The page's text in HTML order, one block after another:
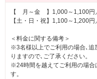
【 月～金 】1,000～1,100円
【土・日・祝】1,100～1,200
＜料金に関する備考＞
※3名様以上でご利用の場合､追
りますので､ご了承ください。
※24時間を越えてご利用の場合
す。